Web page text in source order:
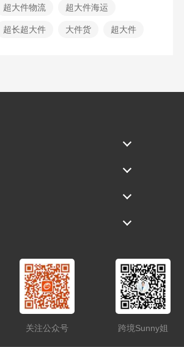
超大件物流 超大件海运
超长超大件 大件货 超大件
关注公众号 跨境Sunny姐